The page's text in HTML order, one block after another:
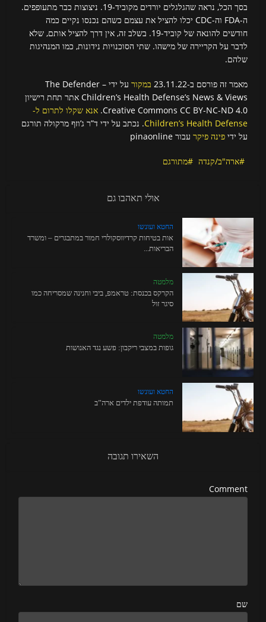
בסך הכל, נראה שהגלגלים יורדים מקוביד-19. ניצוצות כבר מתעופפים.
ה-FDA וה-CDC יכלו להציל את עצמם כשהם נכנסו נקיים כמה
חודשים להונאה של קוביד-19. בשלב זה, אין דרך להציל אותם, שלא
לדבר על הקריירה של מישהו. שתי הסוכנויות נידונות, כמו המנהיגות
שלהם.
מאמר זה פורסם ב-23.11.22 במקור
על ידי The Defender –
Children’s Health Defense’s News & Views אתר תחת רישיון
Creative Commons CC BY-NC-ND 4.0. אנא שקלו לתרום ל-
Children’s Health Defense. נכתב על ידי ד”ר ג’וזף מרקולה תורגם
על ידיפינה פיקר עבור pinaonline
ארה"ב/קנדה מתורגם
אולי תאהבו גם
החטא ועונשו
אות בטיחות קרדיווסקולרי חמור במתבגרים – ומשרד
הבריאות...
מלמטה
הקרקס בכנסת: טראמפ, ביבי וחנינה שמסריחה כמו
סיגר זול
מלמטה
גופות במצבי ריקבון: פשע נגד האנושות
החטא ועונשו
תמותה עודפת ילדים ארה”ב
השאירו תגובה
Comment
שם